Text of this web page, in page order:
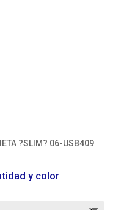
?SLIM? 06-USB409
y color